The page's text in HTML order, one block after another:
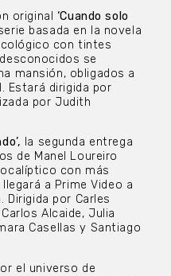
original ‘Cuando solo
basada en la novela
con tintes
se
mansión, obligados a
Estará dirigida por
por Judith
la segunda entrega
de Manel Loureiro
con más
a Prime Video a
Dirigida por Carles
Alcaide, Julia
Casellas y Santiago
el universo de